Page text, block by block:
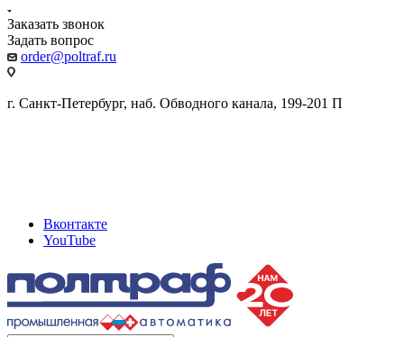
Заказать звонок
Задать вопрос
order@poltraf.ru
г. Санкт-Петербург, наб. Обводного канала, 199-201 П
Вконтакте
YouTube